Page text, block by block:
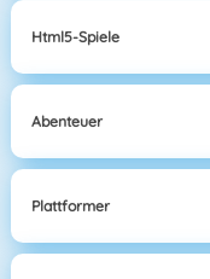
Html5-Spiele
Abenteuer
Plattformer